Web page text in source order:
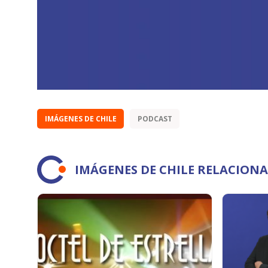
IMÁGENES DE CHILE PODCAST
IMÁGENES DE CHILE